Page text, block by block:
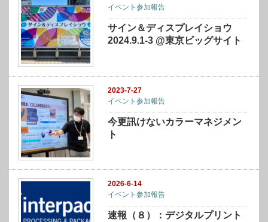
イベント参加報告
サイン＆ディスプレイショウ
2024.9.1-3 @東京ビッグサイト
2023-7-27
イベント参加報告
今更訊けないカラーマネジメン
ト
2026-6-14
イベント参加報告
速報（８）：デジタルプリント